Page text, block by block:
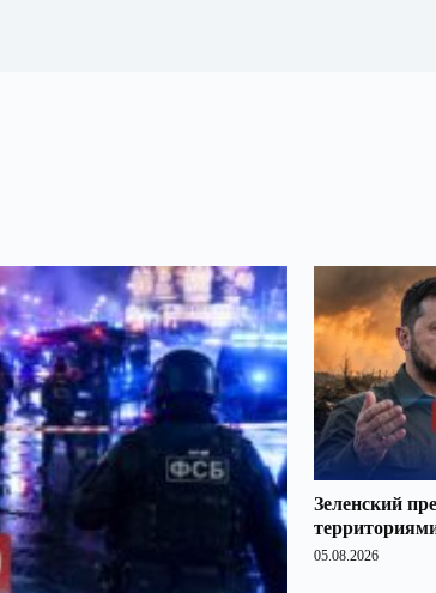
Зеленский
05.08.2026